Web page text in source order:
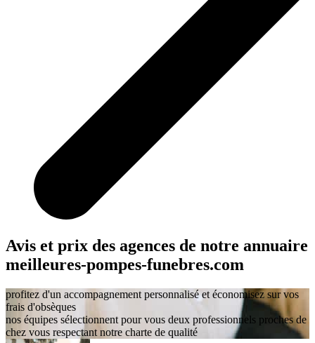
Avis et prix des agences de notre annuaire
meilleures-pompes-funebres.com
profitez d'un accompagnement personnalisé et économisez sur vos
frais d'obsèques
nos équipes sélectionnent pour vous deux professionnels proches de
chez vous respectant notre charte de qualité